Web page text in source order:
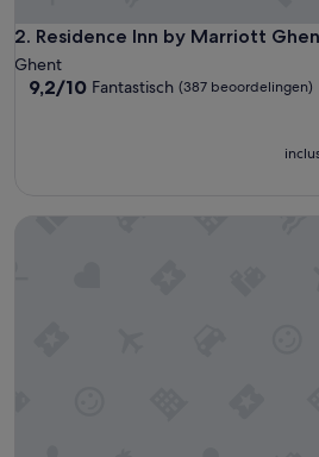
2. Residence Inn by Marriott
Residence Inn by Marriott Ghent
Ghent
9.2
9,2/10 Fantastisch (387 beoordelingen)